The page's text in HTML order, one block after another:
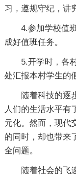
习，遵规守纪，讲
4.参加学校值
成好值班任务。
5.开学时，各
处汇报本村学生的
随着科技的逐
人们的生活水平有
元化。然而，现代
的同时，却也带
全问题。
随着社会的飞